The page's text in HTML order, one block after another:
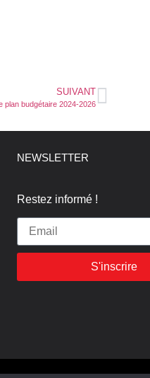
SUIVANT
plan budgétaire 2024-2026
NEWSLETTER
Restez informé !
S'inscrire